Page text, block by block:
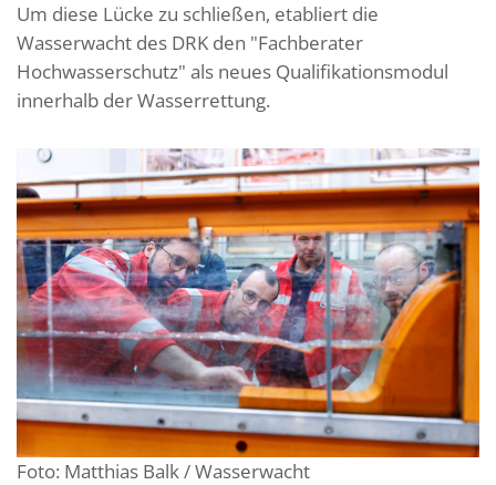
Um diese Lücke zu schließen, etabliert die
Wasserwacht des DRK den "Fachberater
Hochwasserschutz" als neues Qualifikationsmodul
innerhalb der Wasserrettung.
Foto: Matthias Balk / Wasserwacht